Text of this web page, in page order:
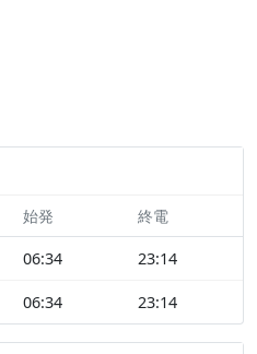
始発 終電
06:34 23:14
06:34 23:14